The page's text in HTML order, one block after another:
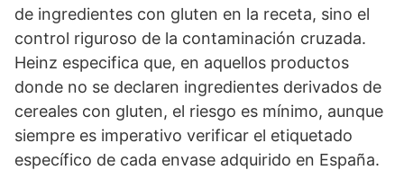
de ingredientes con gluten en la receta, sino el
control riguroso de la contaminación cruzada.
Heinz especifica que, en aquellos productos
donde no se declaren ingredientes derivados de
cereales con gluten, el riesgo es mínimo, aunque
siempre es imperativo verificar el etiquetado
específico de cada envase adquirido en España.